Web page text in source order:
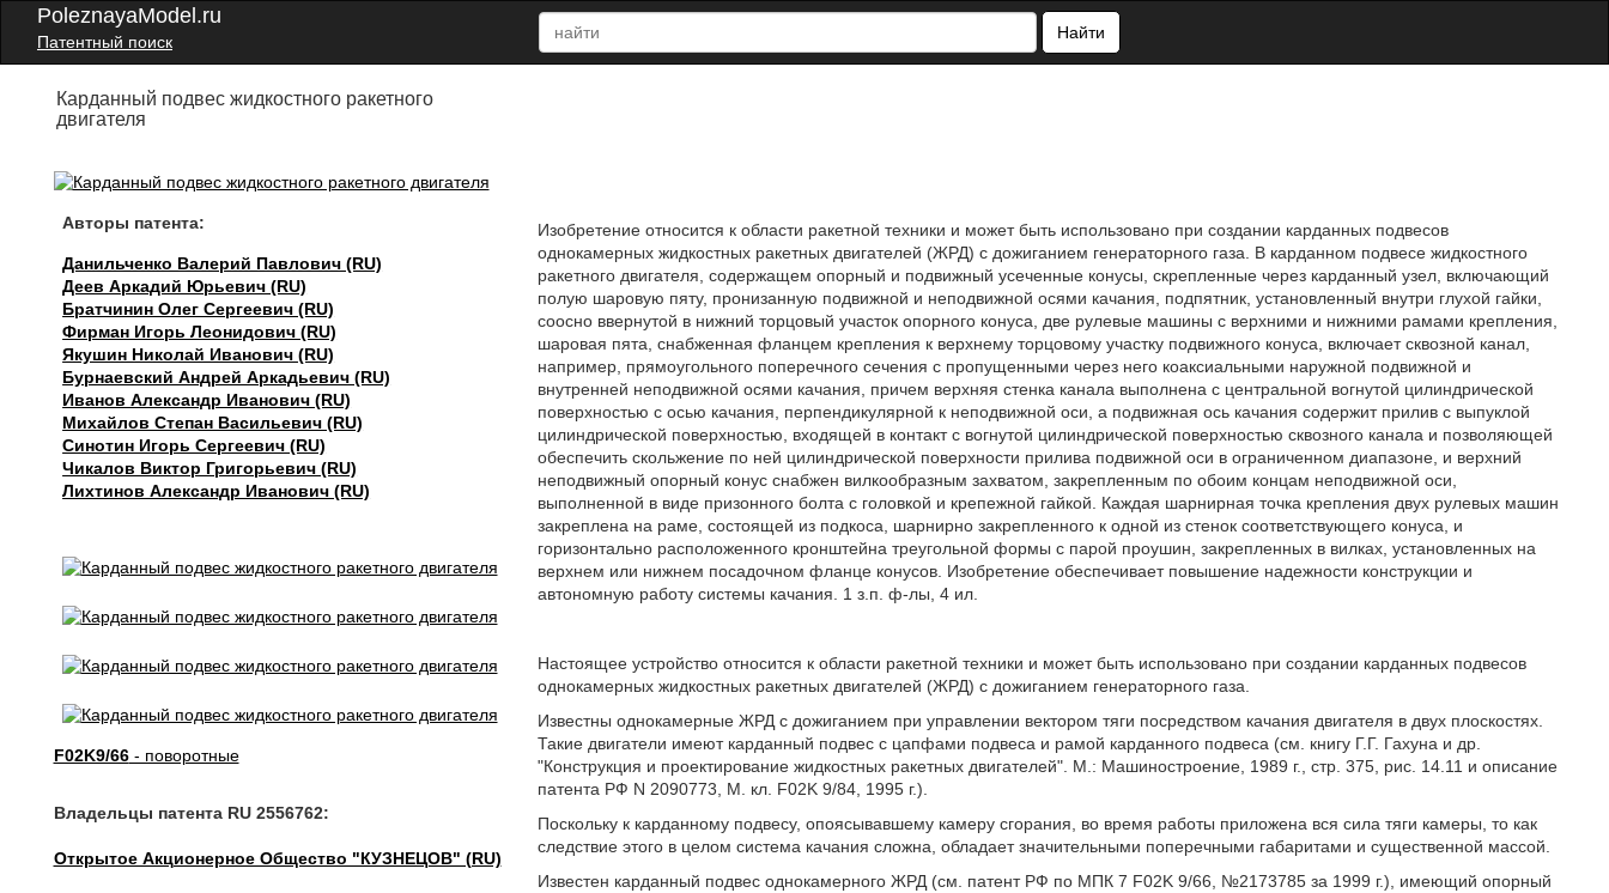
PoleznayaModel.ru
Патентный поиск
Найти
Карданный подвес жидкостного ракетного
двигателя
Авторы патента:
Данильченко Валерий Павлович (RU)
Деев Аркадий Юрьевич (RU)
Братчинин Олег Сергеевич (RU)
Фирман Игорь Леонидович (RU)
Якушин Николай Иванович (RU)
Бурнаевский Андрей Аркадьевич (RU)
Иванов Александр Иванович (RU)
Михайлов Степан Васильевич (RU)
Синотин Игорь Сергеевич (RU)
Чикалов Виктор Григорьевич (RU)
Лихтинов Александр Иванович (RU)
F02K9/66- поворотные
Владельцы патента RU 2556762:
Открытое Акционерное Общество "КУЗНЕЦОВ" (RU)
Изобретение относится к области ракетной техники и может быть использовано при создании карданных подвесов
однокамерных жидкостных ракетных двигателей (ЖРД) с дожиганием генераторного газа. В карданном подвесе жидкостного
ракетного двигателя, содержащем опорный и подвижный усеченные конусы, скрепленные через карданный узел, включающий
полую шаровую пяту, пронизанную подвижной и неподвижной осями качания, подпятник, установленный внутри глухой гайки,
соосно ввернутой в нижний торцовый участок опорного конуса, две рулевые машины с верхними и нижними рамами крепления,
шаровая пята, снабженная фланцем крепления к верхнему торцовому участку подвижного конуса, включает сквозной канал,
например, прямоугольного поперечного сечения с пропущенными через него коаксиальными наружной подвижной и
внутренней неподвижной осями качания, причем верхняя стенка канала выполнена с центральной вогнутой цилиндрической
поверхностью с осью качания, перпендикулярной к неподвижной оси, а подвижная ось качания содержит прилив с выпуклой
цилиндрической поверхностью, входящей в контакт с вогнутой цилиндрической поверхностью сквозного канала и позволяющей
обеспечить скольжение по ней цилиндрической поверхности прилива подвижной оси в ограниченном диапазоне, и верхний
неподвижный опорный конус снабжен вилкообразным захватом, закрепленным по обоим концам неподвижной оси,
выполненной в виде призонного болта с головкой и крепежной гайкой. Каждая шарнирная точка крепления двух рулевых машин
закреплена на раме, состоящей из подкоса, шарнирно закрепленного к одной из стенок соответствующего конуса, и
горизонтально расположенного кронштейна треугольной формы с парой проушин, закрепленных в вилках, установленных на
верхнем или нижнем посадочном фланце конусов. Изобретение обеспечивает повышение надежности конструкции и
автономную работу системы качания. 1 з.п. ф-лы, 4 ил.
Настоящее устройство относится к области ракетной техники и может быть использовано при создании карданных подвесов
однокамерных жидкостных ракетных двигателей (ЖРД) с дожиганием генераторного газа.
Известны однокамерные ЖРД с дожиганием при управлении вектором тяги посредством качания двигателя в двух плоскостях.
Такие двигатели имеют карданный подвес с цапфами подвеса и рамой карданного подвеса (см. книгу Г.Г. Гахуна и др.
"Конструкция и проектирование жидкостных ракетных двигателей". М.: Машиностроение, 1989 г., стр. 375, рис. 14.11 и описание
патента РФ N 2090773, М. кл. F02K 9/84, 1995 г.).
Поскольку к карданному подвесу, опоясывавшему камеру сгорания, во время работы приложена вся сила тяги камеры, то как
следствие этого в целом система качания сложна, обладает значительными поперечными габаритами и существенной массой.
Известен карданный подвес однокамерного ЖРД (см. патент РФ по МПК 7 F02K 9/66, №2173785 за 1999 г.), имеющий опорный